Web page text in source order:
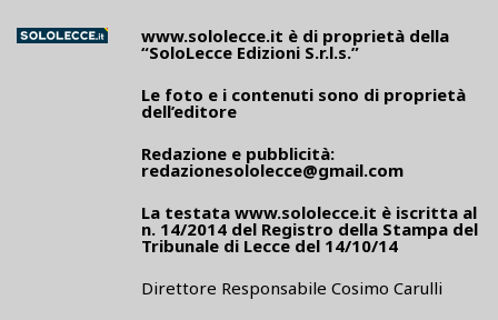
www.sololecce.it è di proprietà della
“SoloLecce Edizioni S.r.l.s.”
Le foto e i contenuti sono di proprietà
dell’editore
Redazione e pubblicità:
redazionesololecce@gmail.com
La testata www.sololecce.it è iscritta al
n. 14/2014 del Registro della Stampa del
Tribunale di Lecce del 14/10/14
Direttore Responsabile Cosimo Carulli